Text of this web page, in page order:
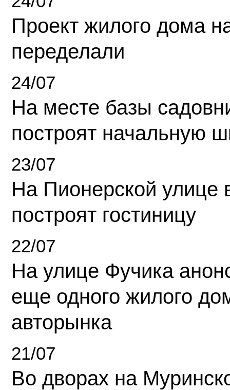
Проект жилого дома
переделали
24/07
На месте базы
построят начальную
23/07
На Пионерской улице
построят гостиницу
22/07
На улице Фучика
еще одного жилого
авторынка
21/07
Во дворах на